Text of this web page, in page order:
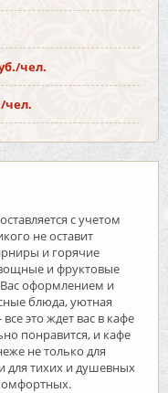
чел.
чел.
с учетом
не оставит
и горячие
и фруктовые
Вас оформлением и
блюда, уютная
это ждет вас в кафе
понравится, и кафе
не только для
для тихих и душевных